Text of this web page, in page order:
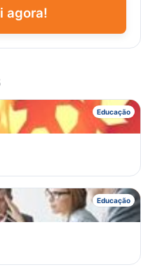
agora!
Educação
Educação